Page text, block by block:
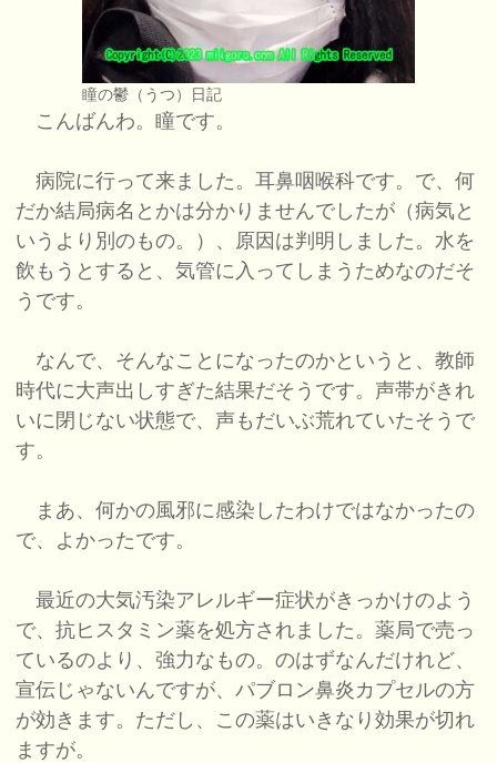
瞳の鬱（うつ）日記
こんばんわ。瞳です。
病院に行って来ました。耳鼻咽喉科です。で、何
だか結局病名とかは分かりませんでしたが（病気と
いうより別のもの。）、原因は判明しました。水を
飲もうとすると、気管に入ってしまうためなのだそ
うです。
なんで、そんなことになったのかというと、教師
時代に大声出しすぎた結果だそうです。声帯がきれ
いに閉じない状態で、声もだいぶ荒れていたそうで
す。
まあ、何かの風邪に感染したわけではなかったの
で、よかったです。
最近の大気汚染アレルギー症状がきっかけのよう
で、抗ヒスタミン薬を処方されました。薬局で売っ
ているのより、強力なもの。のはずなんだけれど、
宣伝じゃないんですが、パブロン鼻炎カプセルの方
が効きます。ただし、この薬はいきなり効果が切れ
ますが。